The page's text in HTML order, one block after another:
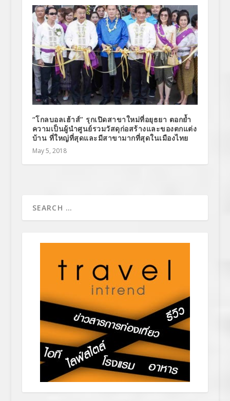
“โกลบอลเฮ้าส์” รุกเปิดสาขาใหม่ที่อยุธยา ตอกย้ำ
ความเป็นผู้นำศูนย์รวมวัสดุก่อสร้างและของตกแต่ง
บ้าน ที่ใหญ่ที่สุดและมีสาขามากที่สุดในเมืองไทย
May 5, 2018